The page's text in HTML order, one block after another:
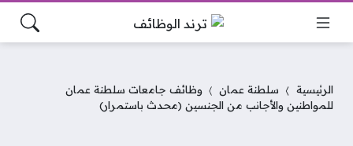
الرئيسية سلطنة عمان
وظائف جامعات سلطنة عمان
للمواطنين والأجانب من الجنسين (محدث باستمرار)